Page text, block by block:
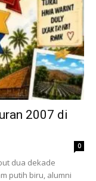
2007 di
0
dua dekade
putih biru, alumni